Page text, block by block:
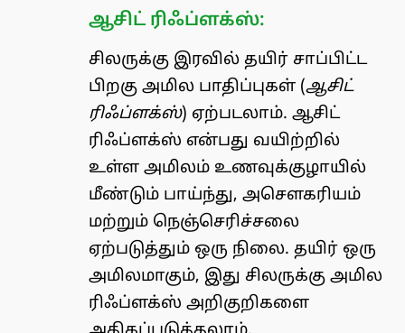
ஆசிட் ரிஃப்ளக்ஸ்:
சிலருக்கு இரவில் தயிர் சாப்பிட்ட
பிறகு அமில பாதிப்புகள் (ஆசிட்
ரிஃப்ளக்ஸ்) ஏற்படலாம். ஆசிட்
ரிஃப்ளக்ஸ் என்பது வயிற்றில்
உள்ள அமிலம் உணவுக்குழாயில்
மீண்டும் பாய்ந்து, அசௌகரியம்
மற்றும் நெஞ்செரிச்சலை
ஏற்படுத்தும் ஒரு நிலை. தயிர் ஒரு
அமிலமாகும், இது சிலருக்கு அமில
ரிஃப்ளக்ஸ் அறிகுறிகளை